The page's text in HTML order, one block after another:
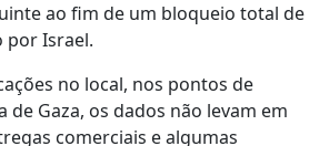
ao fim de um bloqueio total de
por Israel.
no local, nos pontos de
de Gaza, os dados não levam em
comerciais e algumas